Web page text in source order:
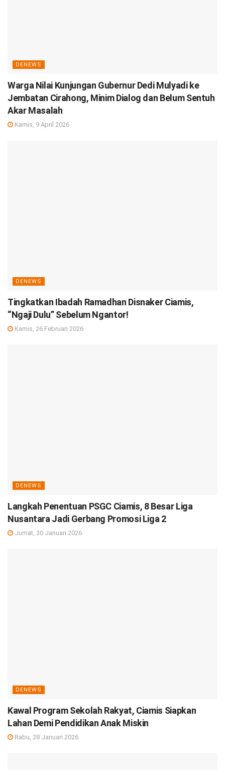
DENEWS
Warga Nilai Kunjungan Gubernur Dedi Mulyadi ke
Jembatan Cirahong, Minim Dialog dan Belum Sentuh
Akar Masalah
Kamis, 9 April 2026
DENEWS
Tingkatkan Ibadah Ramadhan Disnaker Ciamis,
“Ngaji Dulu” Sebelum Ngantor!
Kamis, 26 Februari 2026
DENEWS
Langkah Penentuan PSGC Ciamis, 8 Besar Liga
Nusantara Jadi Gerbang Promosi Liga 2
Jumat, 30 Januari 2026
DENEWS
Kawal Program Sekolah Rakyat, Ciamis Siapkan
Lahan Demi Pendidikan Anak Miskin
Rabu, 28 Januari 2026